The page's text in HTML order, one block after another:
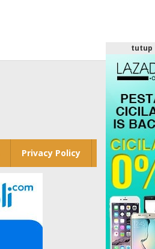
Privacy Policy
tutup